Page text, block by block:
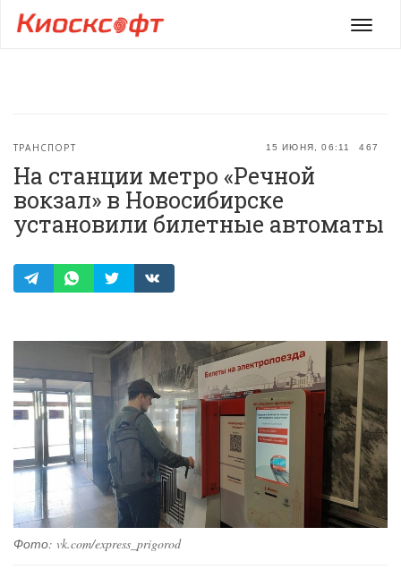
Меню
15 ИЮНЯ, 06:11 467
ТРАНСПОРТ
На станции метро «Речной
вокзал» в Новосибирске
установили билетные автоматы
Фото: vk.com/express_prigorod